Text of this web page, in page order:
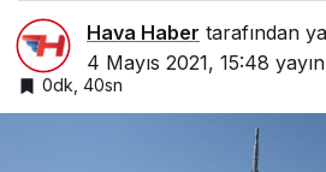
Hava Haber tarafından
4 Mayıs 2021, 15:48
0dk, 40sn